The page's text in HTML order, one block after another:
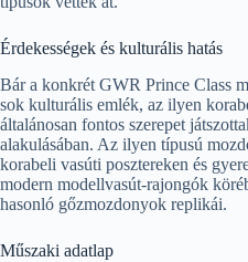
Érdekességek és kulturális hatás
Bár a konkrét GWR Prince Class
sok kulturális emlék, az ilyen
általánosan fontos szerepet
alakulásában. Az ilyen típusú
korabeli vasúti posztereken és
modern modellvasút-rajongók
hasonló gőzmozdonyok replikái.
Műszaki adatlap